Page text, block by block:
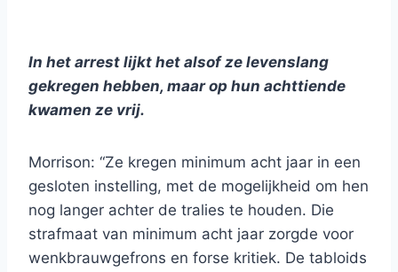
In het arrest lijkt het alsof ze levenslang
gekregen hebben, maar op hun achttiende
kwamen ze vrij.
Morrison: “Ze kregen minimum acht jaar in een
gesloten instelling, met de mogelijkheid om hen
nog langer achter de tralies te houden. Die
strafmaat van minimum acht jaar zorgde voor
wenkbrauwgefrons en forse kritiek. De tabloids